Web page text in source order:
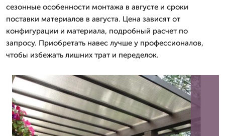
сезонные особенности монтажа в августе и сроки
поставки материалов в августа. Цена зависят от
конфигурации и материала, подробный расчет по
запросу. Приобретать навес лучше у профессионалов,
чтобы избежать лишних трат и переделок.